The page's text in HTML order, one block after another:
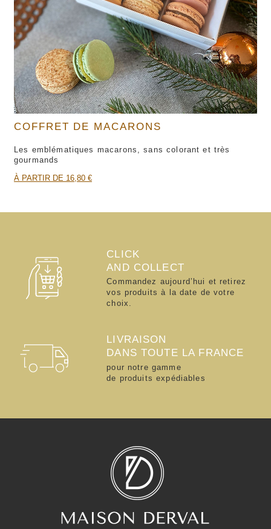
COFFRET DE MACARONS
Les emblématiques macarons, sans colorant et très
gourmands
À PARTIR DE 16,80 €
CLICK
AND COLLECT
Commandez aujourd’hui et retirez
vos produits à la date de votre
choix.
LIVRAISON
DANS TOUTE LA FRANCE
pour notre gamme
de produits expédiables